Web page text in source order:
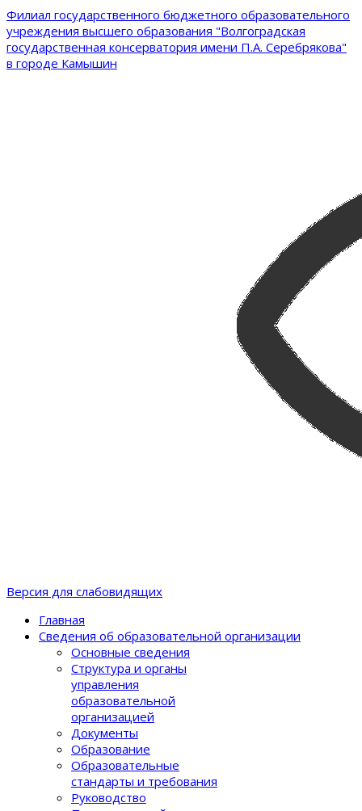
Филиал государственного бюджетного образовательного
учреждения высшего образования "Волгоградская
государственная консерватория имени П.А. Серебрякова"
в городе Камышин
Версия для слабовидящих
Главная
Сведения об образовательной организации
Основные сведения
Структура и органы
управления
образовательной
организацией
Документы
Образование
Образовательные
стандарты и требования
Руководство